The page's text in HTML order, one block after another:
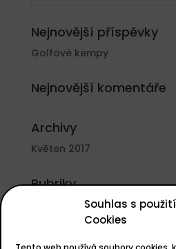
Souhlas s
Cookies
Nejnovější příspěvky
Golfové kempy
Nejnovější komentáře
Archivy
Květen 2017
Rubriky
Nezařazené
Základní informace